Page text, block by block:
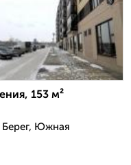
153 м²
Южная